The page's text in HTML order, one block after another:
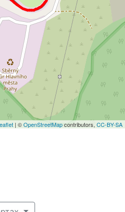
| ©OpenStreetMapcontributors, CC-BY-SA